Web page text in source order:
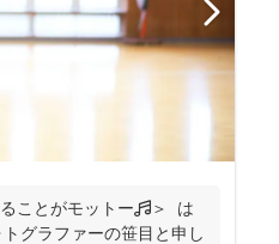
ことがモットー🎵＞ は
グラファーの笹目と申し